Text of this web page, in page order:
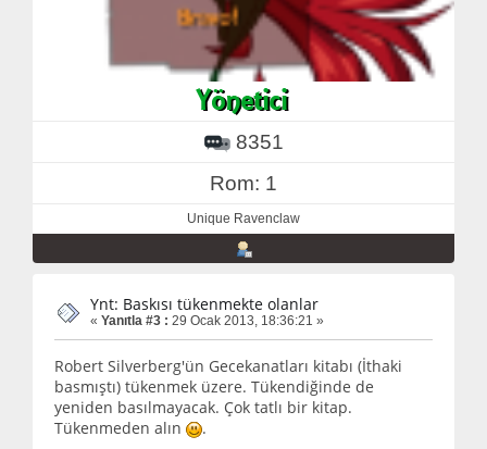
8351
Rom: 1
Unique Ravenclaw
Ynt: Baskısı tükenmekte olanlar
« Yanıtla #3 : 29 Ocak 2013, 18:36:21 »
Robert Silverberg'ün Gecekanatları kitabı (İthaki
basmıştı) tükenmek üzere. Tükendiğinde de
yeniden basılmayacak. Çok tatlı bir kitap.
Tükenmeden alın
.